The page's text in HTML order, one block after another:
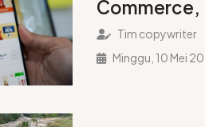
Commerce,
Wilayah
Tim copywriter
Minggu, 10 Mei